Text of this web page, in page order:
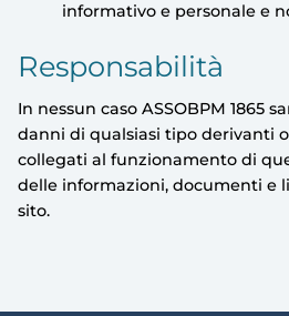
informativo e personale e
Responsabilità
In nessun caso ASSOBPM 1865
danni di qualsiasi tipo derivanti
collegati al funzionamento di
delle informazioni, documenti e
sito.